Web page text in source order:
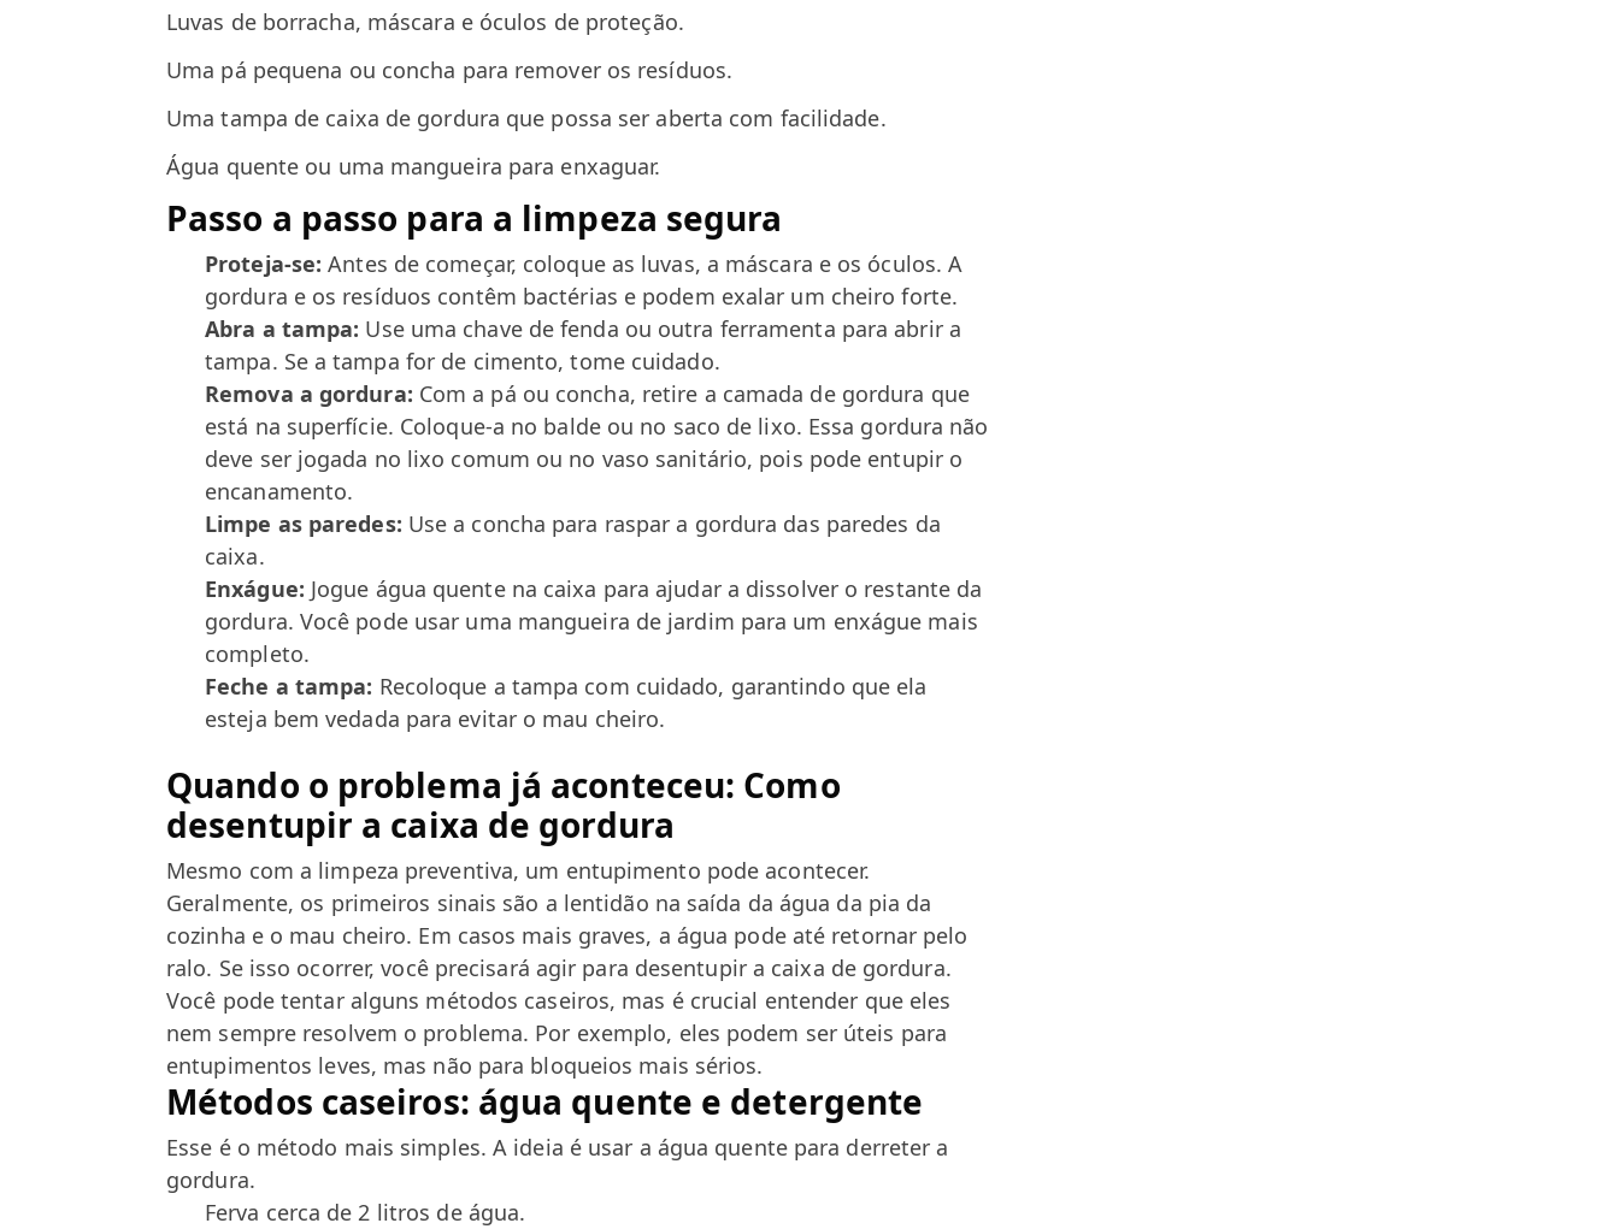
Luvas de borracha, máscara e óculos de proteção.
Uma pá pequena ou concha para remover os resíduos.
Uma tampa de caixa de gordura que possa ser aberta com facilidade.
Água quente ou uma mangueira para enxaguar.
Passo a passo para a limpeza segura
Proteja-se: Antes de começar, coloque as luvas, a máscara e os óculos. A
gordura e os resíduos contêm bactérias e podem exalar um cheiro forte.
Abra a tampa: Use uma chave de fenda ou outra ferramenta para abrir a
tampa. Se a tampa for de cimento, tome cuidado.
Remova a gordura: Com a pá ou concha, retire a camada de gordura que
está na superfície. Coloque-a no balde ou no saco de lixo. Essa gordura não
deve ser jogada no lixo comum ou no vaso sanitário, pois pode entupir o
encanamento.
Limpe as paredes: Use a concha para raspar a gordura das paredes da
caixa.
Enxágue: Jogue água quente na caixa para ajudar a dissolver o restante da
gordura. Você pode usar uma mangueira de jardim para um enxágue mais
completo.
Feche a tampa: Recoloque a tampa com cuidado, garantindo que ela
esteja bem vedada para evitar o mau cheiro.
Quando o problema já aconteceu: Como
desentupir a caixa de gordura
Mesmo com a limpeza preventiva, um entupimento pode acontecer.
Geralmente, os primeiros sinais são a lentidão na saída da água da pia da
cozinha e o mau cheiro. Em casos mais graves, a água pode até retornar pelo
ralo. Se isso ocorrer, você precisará agir para desentupir a caixa de gordura.
Você pode tentar alguns métodos caseiros, mas é crucial entender que eles
nem sempre resolvem o problema. Por exemplo, eles podem ser úteis para
entupimentos leves, mas não para bloqueios mais sérios.
Métodos caseiros: água quente e detergente
Esse é o método mais simples. A ideia é usar a água quente para derreter a
gordura.
Ferva cerca de 2 litros de água.